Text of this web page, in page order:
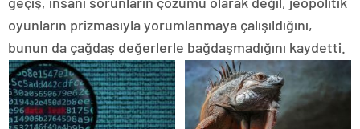
oyunların prizmasıyla yorumlanmaya çalışıldığını,
bunun da çağdaş değerlerle bağdaşmadığını kaydetti.